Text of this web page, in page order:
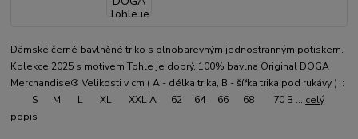
Dámské černé bavlněné triko s plnobarevným jednostranným potiskem.
Kolekce 2025 s motivem Tohle je dobrý. 100% bavlna Original DOGA
Merchandise® Velikosti v cm ( A - délka trika, B - šířka trika pod rukávy ) :
S M L XL XXL A 62 64 66 68 70 B ... celý
popis